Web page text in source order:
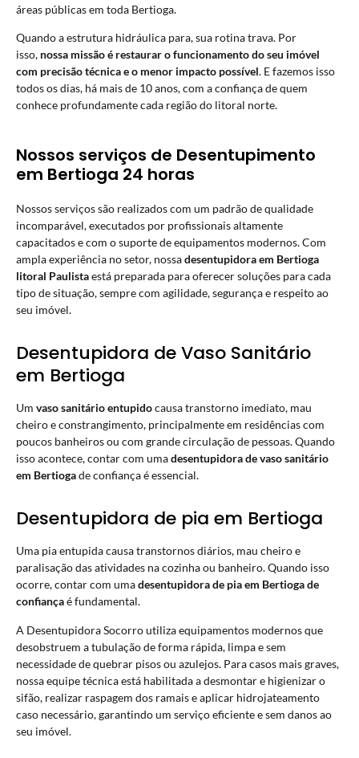
áreas públicas em toda Bertioga.
Quando a estrutura hidráulica para, sua rotina trava. Por
isso, nossa missão é restaurar o funcionamento do seu imóvel
com precisão técnica e o menor impacto possível. E fazemos isso
todos os dias, há mais de 10 anos, com a confiança de quem
conhece profundamente cada região do litoral norte.
Nossos serviços de Desentupimento
em Bertioga 24 horas
Nossos serviços são realizados com um padrão de qualidade
incomparável, executados por profissionais altamente
capacitados e com o suporte de equipamentos modernos. Com
ampla experiência no setor, nossadesentupidora em Bertioga
litoral Paulistaestá preparada para oferecer soluções para cada
tipo de situação, sempre com agilidade, segurança e respeito ao
seu imóvel.
Desentupidora de Vaso Sanitário
em Bertioga
Um vaso sanitário entupidocausa transtorno imediato, mau
cheiro e constrangimento, principalmente em residências com
poucos banheiros ou com grande circulação de pessoas. Quando
isso acontece, contar com umadesentupidora de vaso sanitário
em Bertiogade confiança é essencial.
Desentupidora de pia em Bertioga
Uma pia entupida causa transtornos diários, mau cheiro e
paralisação das atividades na cozinha ou banheiro. Quando isso
ocorre, contar com umadesentupidora de pia em Bertioga de
confiançaé fundamental.
A Desentupidora Socorro utiliza equipamentos modernos que
desobstruem a tubulação de forma rápida, limpa e sem
necessidade de quebrar pisos ou azulejos. Para casos mais graves,
nossa equipe técnica está habilitada a desmontar e higienizar o
sifão, realizar raspagem dos ramais e aplicar hidrojateamento
caso necessário, garantindo um serviço eficiente e sem danos ao
seu imóvel.